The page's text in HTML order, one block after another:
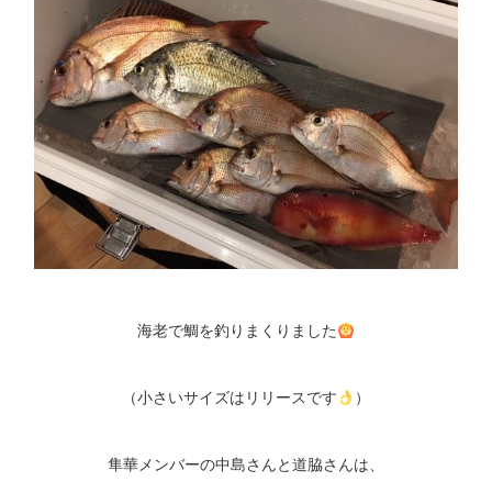
海老で鯛を釣りまくりました
（小さいサイズはリリースです ）
隼華メンバーの中島さんと道脇さんは、